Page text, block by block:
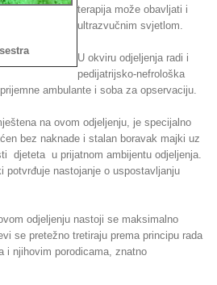
terapija može obavljati i
ultrazvučnim svjetlom.
U okviru odjeljenja radi i
pedijatrijsko-nefrološka
ambulante i soba za opservaciju.
na ovom odjeljenju, je specijalno
bez naknade i stalan boravak majki uz
djeteta u prijatnom ambijentu odjeljenja.
potvrđuje nastojanje o uspostavljanju
odjeljenju nastoji se maksimalno
se pretežno tretiraju prema principu rada
i njihovim porodicama, znatno